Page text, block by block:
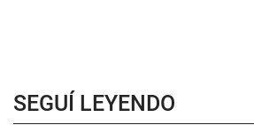
SEGUÍ LEYENDO